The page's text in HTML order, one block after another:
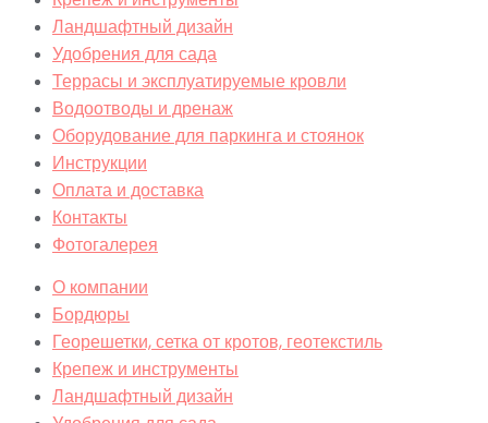
Ландшафтный дизайн
Удобрения для сада
Террасы и эксплуатируемые кровли
Водоотводы и дренаж
Оборудование для паркинга и стоянок
Инструкции
Оплата и доставка
Контакты
Фотогалерея
О компании
Бордюры
Георешетки, сетка от кротов, геотекстиль
Крепеж и инструменты
Ландшафтный дизайн